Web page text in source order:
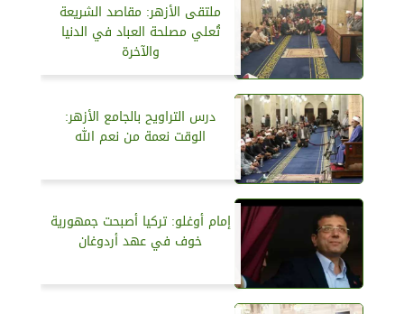
ملتقى الأزهر: مقاصد الشريعة
تُعلي مصلحة العباد في الدنيا
والآخرة
درس التراويح بالجامع الأزهر:
الوقت نعمة من نعم الله
إمام أوغلو: تركيا أصبحت جمهورية
خوف في عهد أردوغان